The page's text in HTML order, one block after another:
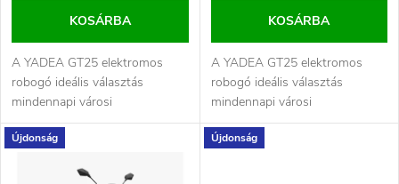
n
d
e
l
i
s
KOSÁRBA
A YADEA GT25 elektromos
robogó ideális választás
mindennapi városi
közlekedéshez. Erőteljes
elektromos motorja,...
KOSÁRBA
A YADEA GT25 elektromos
robogó ideális választás
mindennapi városi
közlekedéshez. Erőteljes
elektromos motorja,...
Újdonság Újdonság